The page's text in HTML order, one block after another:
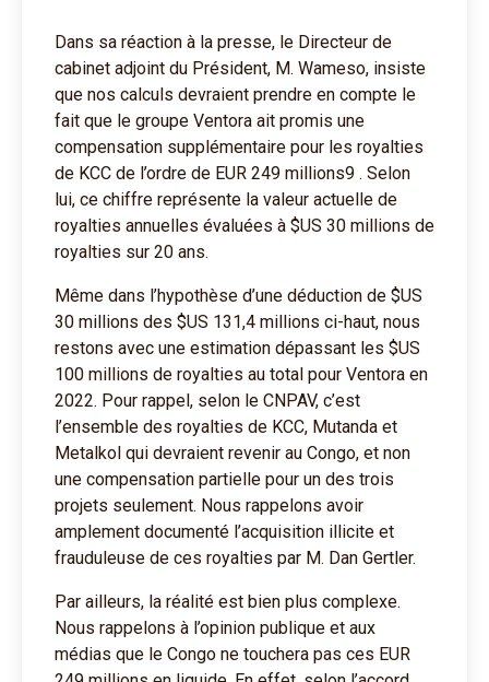
Dans sa réaction à la presse, le Directeur de
cabinet adjoint du Président, M. Wameso, insiste
que nos calculs devraient prendre en compte le
fait que le groupe Ventora ait promis une
compensation supplémentaire pour les royalties
de KCC de l’ordre de EUR 249 millions9 . Selon
lui, ce chiffre représente la valeur actuelle de
royalties annuelles évaluées à $US 30 millions de
royalties sur 20 ans.
Même dans l’hypothèse d’une déduction de $US
30 millions des $US 131,4 millions ci-haut, nous
restons avec une estimation dépassant les $US
100 millions de royalties au total pour Ventora en
2022. Pour rappel, selon le CNPAV, c’est
l’ensemble des royalties de KCC, Mutanda et
Metalkol qui devraient revenir au Congo, et non
une compensation partielle pour un des trois
projets seulement. Nous rappelons avoir
amplement documenté l’acquisition illicite et
frauduleuse de ces royalties par M. Dan Gertler.
Par ailleurs, la réalité est bien plus complexe.
Nous rappelons à l’opinion publique et aux
médias que le Congo ne touchera pas ces EUR